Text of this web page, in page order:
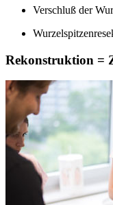
Verschluß der
Rekonstruktion =